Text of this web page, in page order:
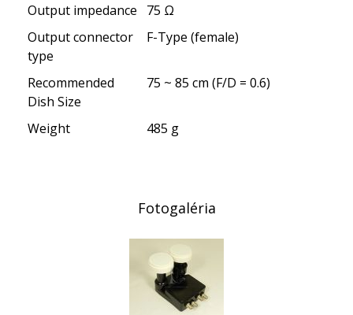
Output impedance
75 Ω
Output connector
type
F-Type (female)
Recommended
Dish Size
75 ~ 85 cm (F/D = 0.6)
Weight 485 g
Fotogaléria